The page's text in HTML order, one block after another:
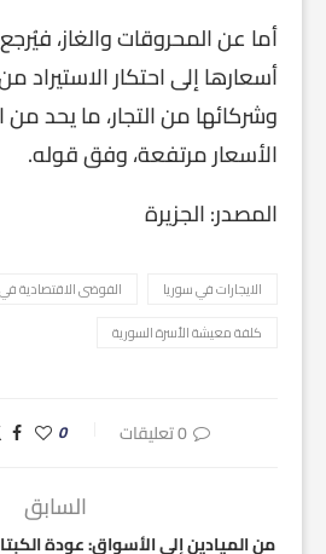
أما عن المحروقات والغاز،
أسعارها إلى احتكار
وشركائها من التجار، ما يحد
الأسعار مرتفعة، وفق قوله.
المصدر: الجزيرة
الايجارات في سوريا
الفوضى الاقتصادية
كلفة معيشة الأسرة السورية
0 تعليقات 0
السابق
من الميادين إلى الأسواق: عودة